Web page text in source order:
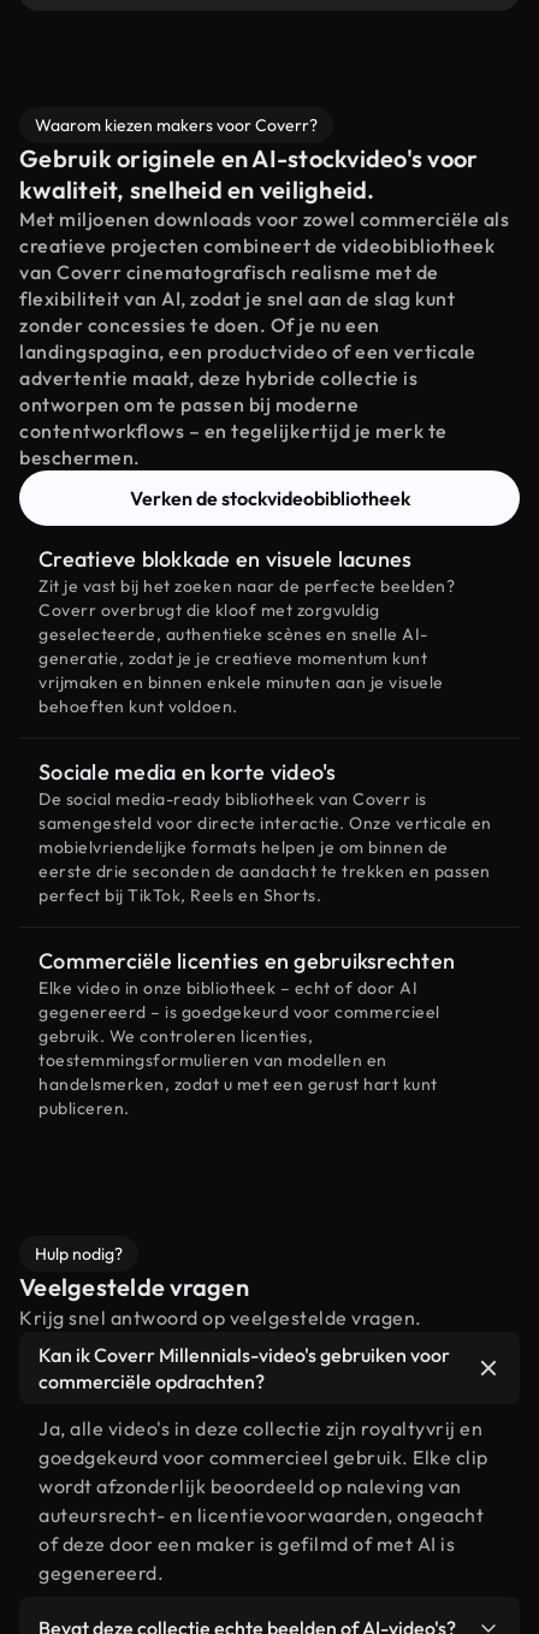
Waarom kiezen makers voor Coverr?
Gebruik originele en AI-stockvideo's voor
kwaliteit, snelheid en veiligheid.
Met miljoenen downloads voor zowel commerciële als
creatieve projecten combineert de videobibliotheek
van Coverr cinematografisch realisme met de
flexibiliteit van AI, zodat je snel aan de slag kunt
zonder concessies te doen. Of je nu een
landingspagina, een productvideo of een verticale
advertentie maakt, deze hybride collectie is
ontworpen om te passen bij moderne
contentworkflows – en tegelijkertijd je merk te
beschermen.
Verken de stockvideobibliotheek
Creatieve blokkade en visuele lacunes
Zit je vast bij het zoeken naar de perfecte beelden?
Coverr overbrugt die kloof met zorgvuldig
geselecteerde, authentieke scènes en snelle AI-
generatie, zodat je je creatieve momentum kunt
vrijmaken en binnen enkele minuten aan je visuele
behoeften kunt voldoen.
Sociale media en korte video's
De social media-ready bibliotheek van Coverr is
samengesteld voor directe interactie. Onze verticale en
mobielvriendelijke formats helpen je om binnen de
eerste drie seconden de aandacht te trekken en passen
perfect bij TikTok, Reels en Shorts.
Commerciële licenties en gebruiksrechten
Elke video in onze bibliotheek – echt of door AI
gegenereerd – is goedgekeurd voor commercieel
gebruik. We controleren licenties,
toestemmingsformulieren van modellen en
handelsmerken, zodat u met een gerust hart kunt
publiceren.
Hulp nodig?
Veelgestelde vragen
Krijg snel antwoord op veelgestelde vragen.
Kan ik Coverr Millennials-video's gebruiken voor
commerciële opdrachten?
Ja, alle video's in deze collectie zijn royaltyvrij en
goedgekeurd voor commercieel gebruik. Elke clip
wordt afzonderlijk beoordeeld op naleving van
auteursrecht- en licentievoorwaarden, ongeacht
of deze door een maker is gefilmd of met AI is
gegenereerd.
Bevat deze collectie echte beelden of AI-video's?